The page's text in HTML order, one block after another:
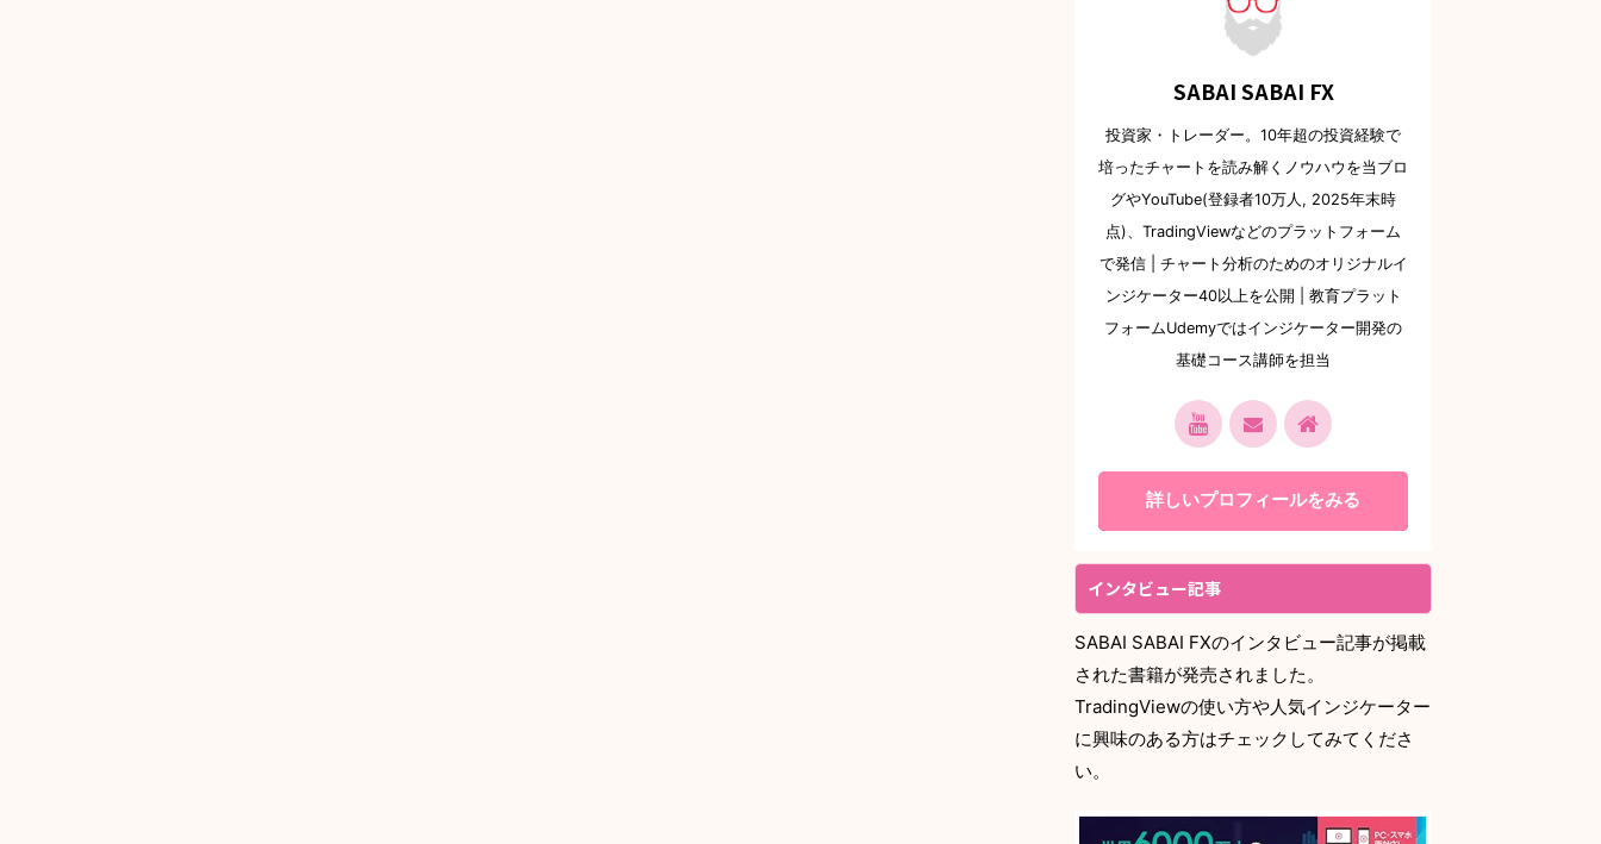
SABAI SABAI FX
投資家・トレーダー。10年超の投資経験で
培ったチャートを読み解くノウハウを当ブロ
グやYouTube(登録者10万人, 2025年末時
点)、TradingViewなどのプラットフォーム
で発信 | チャート分析のためのオリジナルイ
ンジケーター40以上を公開 | 教育プラット
フォームUdemyではインジケーター開発の
基礎コース講師を担当
詳しいプロフィールをみる
インタビュー記事
SABAI SABAI FXのインタビュー記事が掲載
された書籍が発売されました。
TradingViewの使い方や人気インジケーター
に興味のある方はチェックしてみてくださ
い。